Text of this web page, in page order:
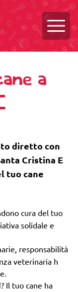
a
diretto con
Cristina E
tuo cane
cura del tuo
solidale e
responsabilità
veterinaria h
? Il tuo cane ha